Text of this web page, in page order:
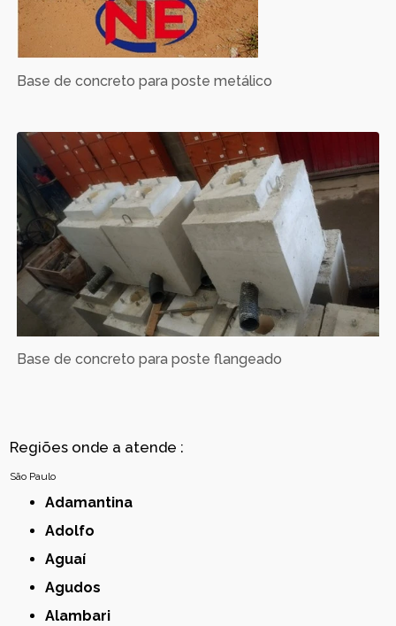
Base de concreto para poste metálico
Base de concreto para poste flangeado
Regiões onde a atende :
São Paulo
Adamantina
Adolfo
Aguaí
Agudos
Alambari